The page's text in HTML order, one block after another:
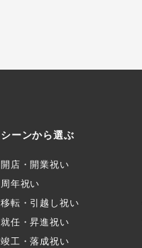
シーンから選ぶ
開店・開業祝い
周年祝い
移転・引越し祝い
就任・昇進祝い
竣工・落成祝い